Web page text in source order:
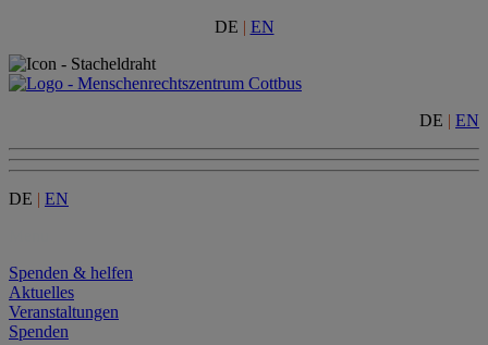
DE | EN
DE | EN
DE | EN
Spenden & helfen
Aktuelles
Veranstaltungen
Spenden